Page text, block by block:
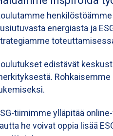
energiasta ja
edistävät
tiimimme ylläpitää
he voivat oppia lisää